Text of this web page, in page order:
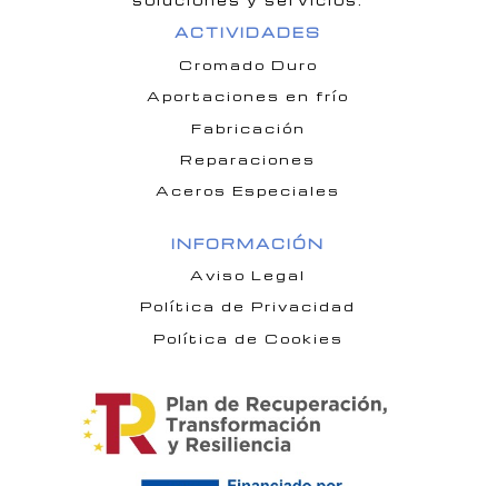
ACTIVIDADES
Cromado Duro
Aportaciones en frío
Fabricación
Reparaciones
Aceros Especiales
INFORMACIÓN
Aviso Legal
Política de Privacidad
Política de Cookies